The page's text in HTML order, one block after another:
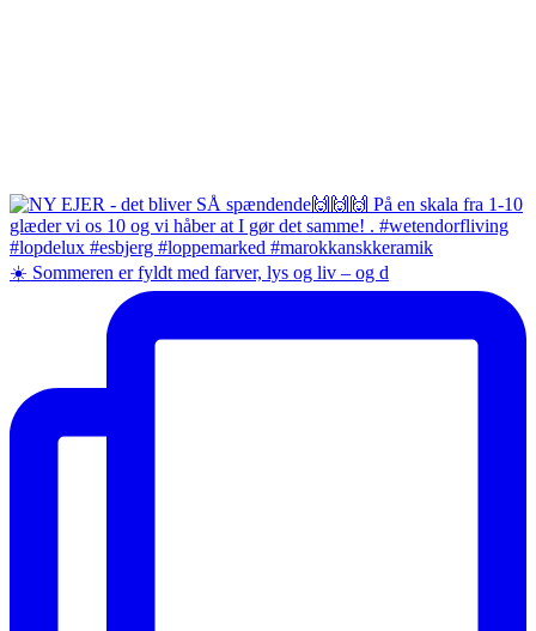
☀️ Sommeren er fyldt med farver, lys og liv – og d